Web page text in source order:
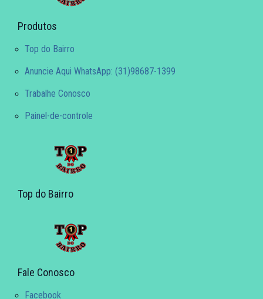
Produtos
Top do Bairro
Anuncie Aqui WhatsApp: (31)98687-1399
Trabalhe Conosco
Painel-de-controle
Top do Bairro
Fale Conosco
Facebook